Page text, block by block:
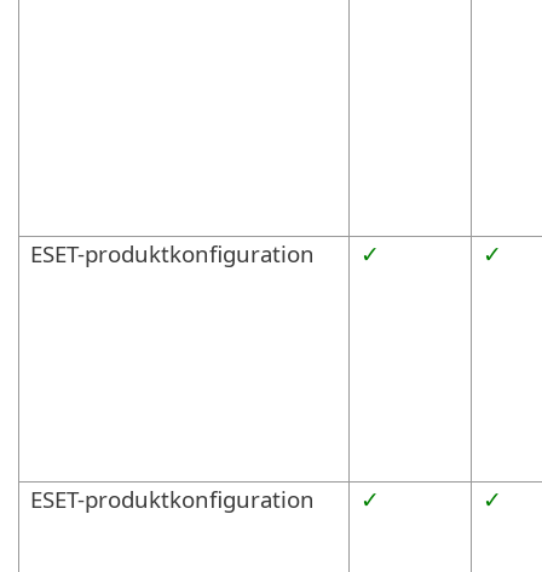
ESET-produktkonfiguration ✓ ✓
ESET-produktkonfiguration ✓ ✓